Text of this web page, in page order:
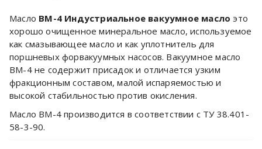
Масло ВМ-4 Индустриальное вакуумное масло это
хорошо очищенное минеральное масло, используемое
как смазывающее масло и как уплотнитель для
поршневых форвакуумных насосов. Вакуумное масло
ВМ-4 не содержит присадок и отличается узким
фракционным составом, малой испаряемостью и
высокой стабильностью против окисления.
Масло ВМ-4 производится в соответствии с ТУ 38.401-
58-3-90.